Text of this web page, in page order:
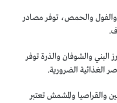
والحمص، توفر مصادر
البني والشوفان والذرة توفر
الغذائية الضرورية.
والقراصيا والمشمش تعتبر